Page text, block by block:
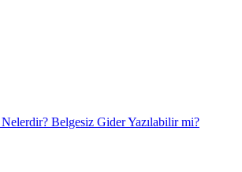
Belgesiz Gider Yazılabilir mi?